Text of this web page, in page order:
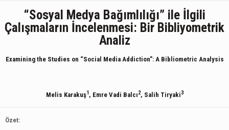
“Sosyal Medya Bağımlılığı” ile İlgili
Çalışmaların İncelenmesi: Bir Bibliyometrik
Analiz
Examining the Studies on “Social Media Addiction”: A Bibliometric Analysis
Melis Karakuş1, Emre Vadi Balcı2, Salih Tiryaki3
Özet: